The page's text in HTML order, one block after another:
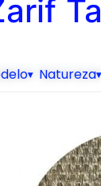
▾ Natureza▾